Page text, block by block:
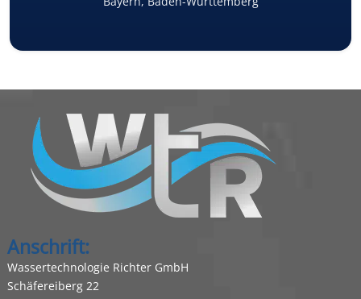
Anschrift:
Wassertechnologie Richter GmbH
Schäfereiberg 22